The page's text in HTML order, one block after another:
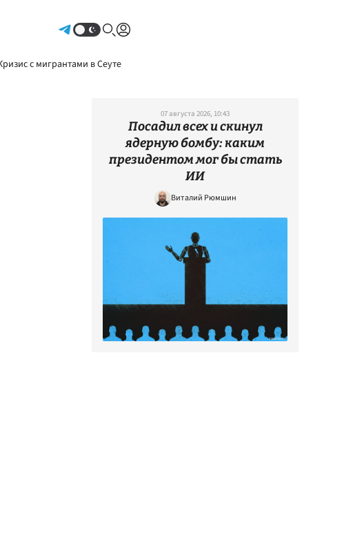
с мигрантами в Сеуте
07 августа 2026, 10:43
Посадил всех и скинул
ядерную бомбу: каким
президентом мог бы стать
ИИ
Виталий Рюмшин